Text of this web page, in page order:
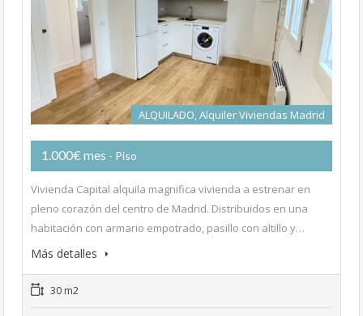
ALQUILADO, Alquiler Viviendas Madrid
1.000€ mes - Piso
Vivienda Capital alquila magnifica vivienda a estrenar en
pleno corazón del centro de Madrid. Distribuidos en una
habitación con armario empotrado, pasillo con altillo y…
Más detalles
30 m2